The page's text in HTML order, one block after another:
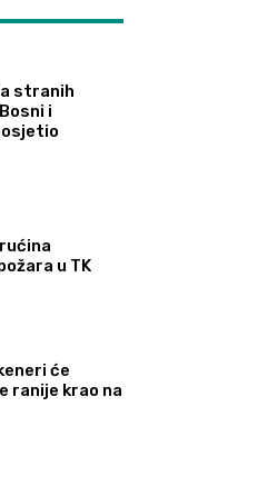
stranih
i
u TK
će
ranije krao na